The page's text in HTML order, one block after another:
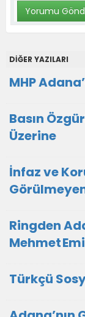
DİĞER YAZILARI
MHP
Basın
Üzerine
İnfaz ve
Ringden
Mehmet
Türkçü